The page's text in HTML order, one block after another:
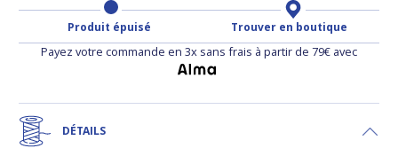
Produit épuisé Trouver en boutique
Payez votre commande en 3x sans frais à partir de 79€ avec
DÉTAILS